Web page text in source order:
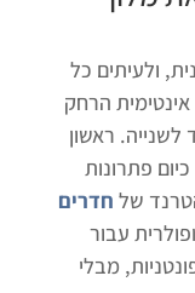
ולעיתים כל
הרחק
ראשון
פתרונות
של חדרים
עבור
מבלי